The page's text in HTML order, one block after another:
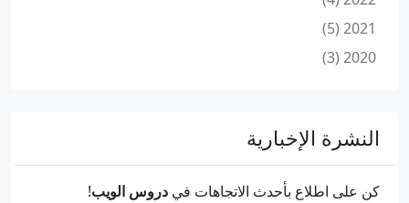
2021 (5)
2020 (3)
النشرة الإخبارية
كن على اطلاع بأحدث الاتجاهات في دروس الويب!